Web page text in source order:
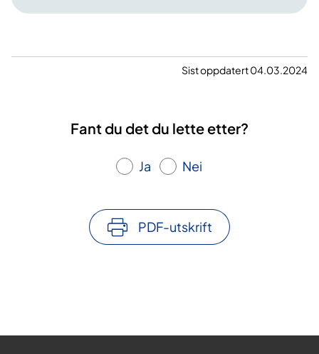
Sist oppdatert 04.03.2024
Fant du det du lette etter?
Ja Nei
PDF-utskrift